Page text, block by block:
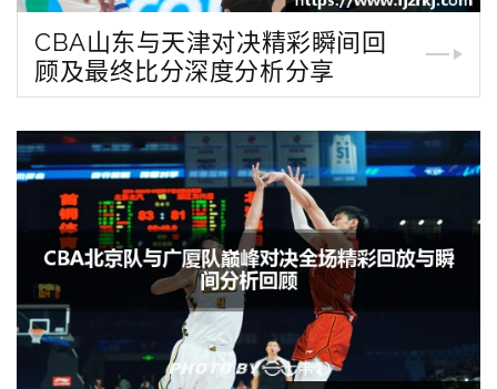
CBA山东与天津对决精彩瞬间回
顾及最终比分深度分析分享